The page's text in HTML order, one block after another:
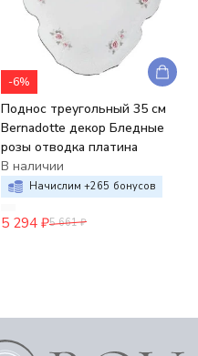
-6%
Поднос треугольный 35 см
Bernadotte декор Бледные
розы отводка платина
В наличии
Начислим +265 бонусов
5 294 ₽5 661 ₽